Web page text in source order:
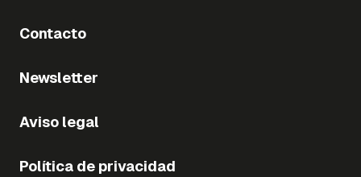
Contacto
Newsletter
Aviso legal
Política de privacidad